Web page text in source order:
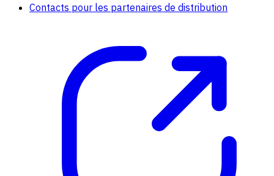
Contacts pour les partenaires de distribution